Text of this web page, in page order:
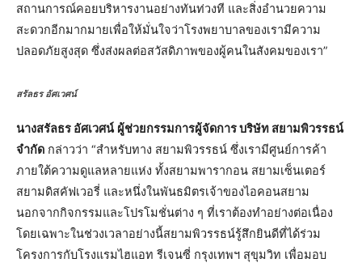
สถานการณ์คอยบริหารงานอย่างทันท่วงที และสิ่งอำนวยความ
สะดวกอีกมากมายเพื่อให้มั่นใจว่าโรงพยาบาลของเรามีความ
ปลอดภัยสูงสุด ซึ่งส่งผลต่อสวัสดิภาพของผู้คนในสังคมของเรา”
สรัลธร อัศเวศน์
นางสรัลธร อัศเวศน์ ผู้ช่วยกรรมการผู้จัดการ บริษัท สยามพิวรรธน์
จำกัด กล่าวว่า “สำหรับทาง สยามพิวรรธน์ ซึ่งเรามีศูนย์การค้า
ภายใต้ความดูแลหลายแห่ง ทั้งสยามพารากอน สยามเซ็นเตอร์
สยามดิสคัฟเวอรี่ และหนึ่งในพันธมิตรเจ้าของไอคอนสยาม
นอกจากกิจกรรมและโปรโมชั่นต่าง ๆ ที่เราต้องทำอย่างต่อเนื่อง
โดยเฉพาะในช่วงเวลาอย่างนี้สยามพิวรรธน์รู้สึกยินดีที่ได้ร่วม
โครงการกับโรงแรมไฮแอท รีเจนซี่ กรุงเทพฯ สุขุมวิท เพื่อมอบ